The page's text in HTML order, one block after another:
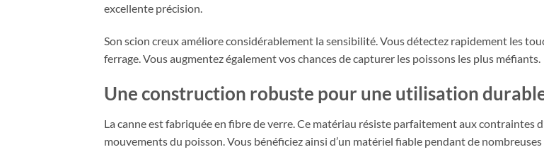
excellente précision.
Son scion creux améliore considérablement la sensibilité. Vous détectez rapidement les
ferrage. Vous augmentez également vos chances de capturer les poissons les plus méfiants.
Une construction robuste pour une utilisation
La canne est fabriquée en fibre de verre. Ce matériau résiste parfaitement aux contraintes
mouvements du poisson. Vous bénéficiez ainsi d’un matériel fiable pendant de nombreuses